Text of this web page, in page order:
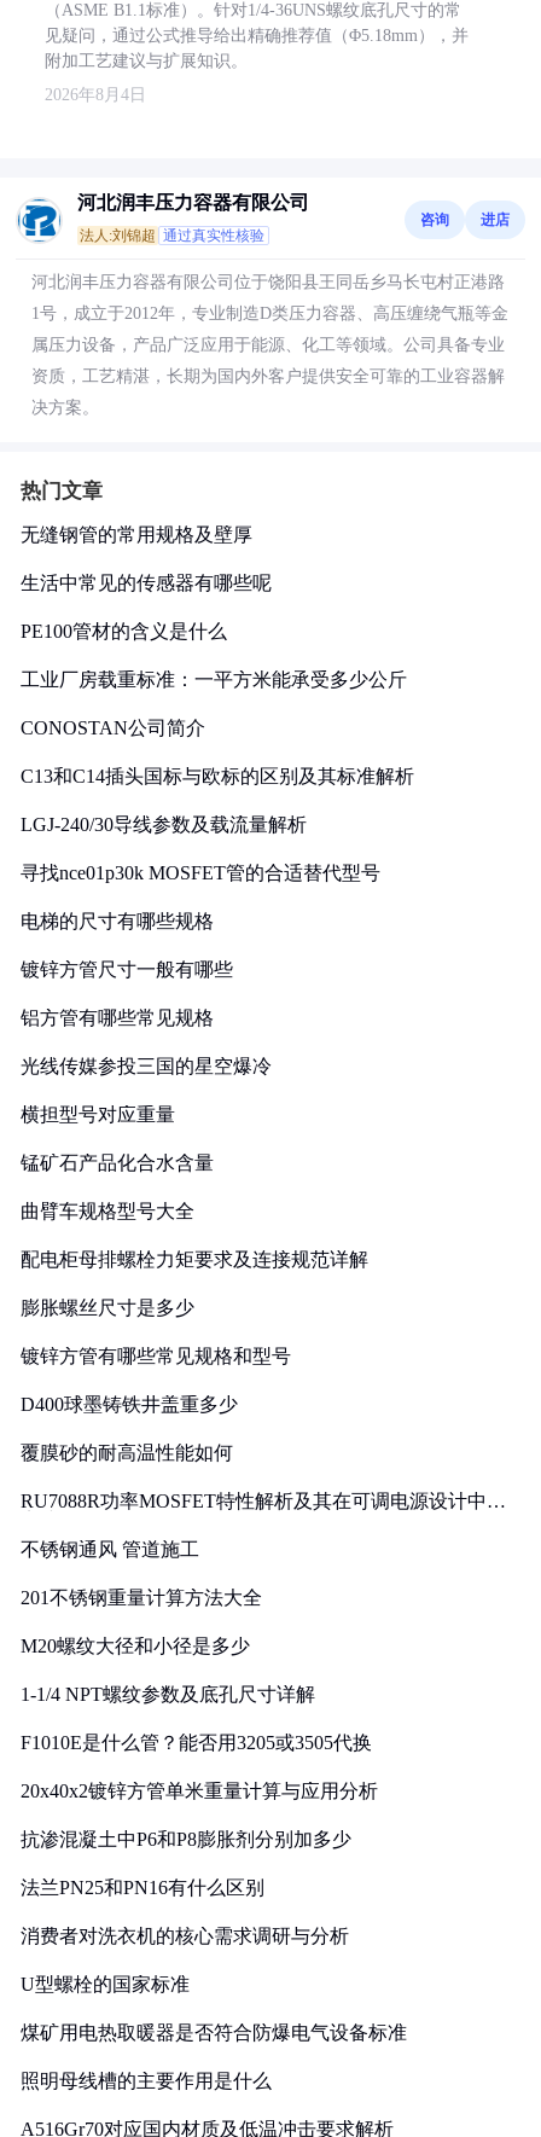
（ASME B1.1标准）。针对1/4-36UNS螺纹底孔尺寸的常
见疑问，通过公式推导给出精确推荐值（Φ5.18mm），并
附加工艺建议与扩展知识。
2026年8月4日
河北润丰压力容器有限公司
法人:刘锦超 通过真实性核验
咨询 进店
河北润丰压力容器有限公司位于饶阳县王同岳乡马长屯村正港路
1号，成立于2012年，专业制造D类压力容器、高压缠绕气瓶等金
属压力设备，产品广泛应用于能源、化工等领域。公司具备专业
资质，工艺精湛，长期为国内外客户提供安全可靠的工业容器解
决方案。
热门文章
无缝钢管的常用规格及壁厚
生活中常见的传感器有哪些呢
PE100管材的含义是什么
工业厂房载重标准：一平方米能承受多少公斤
CONOSTAN公司简介
C13和C14插头国标与欧标的区别及其标准解析
LGJ-240/30导线参数及载流量解析
寻找nce01p30k MOSFET管的合适替代型号
电梯的尺寸有哪些规格
镀锌方管尺寸一般有哪些
铝方管有哪些常见规格
光线传媒参投三国的星空爆冷
横担型号对应重量
锰矿石产品化合水含量
曲臂车规格型号大全
配电柜母排螺栓力矩要求及连接规范详解
膨胀螺丝尺寸是多少
镀锌方管有哪些常见规格和型号
D400球墨铸铁井盖重多少
覆膜砂的耐高温性能如何
RU7088R功率MOSFET特性解析及其在可调电源设计中的
不锈钢通风 管道施工
201不锈钢重量计算方法大全
M20螺纹大径和小径是多少
1-1/4 NPT螺纹参数及底孔尺寸详解
F1010E是什么管？能否用3205或3505代换
20x40x2镀锌方管单米重量计算与应用分析
抗渗混凝土中P6和P8膨胀剂分别加多少
法兰PN25和PN16有什么区别
消费者对洗衣机的核心需求调研与分析
U型螺栓的国家标准
煤矿用电热取暖器是否符合防爆电气设备标准
照明母线槽的主要作用是什么
A516Gr70对应国内材质及低温冲击要求解析